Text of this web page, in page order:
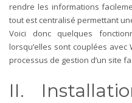
rendre les informations
tout est centralisé permettant
Voici donc quelques
lorsqu’elles sont couplées
processus de gestion d’un site
II.